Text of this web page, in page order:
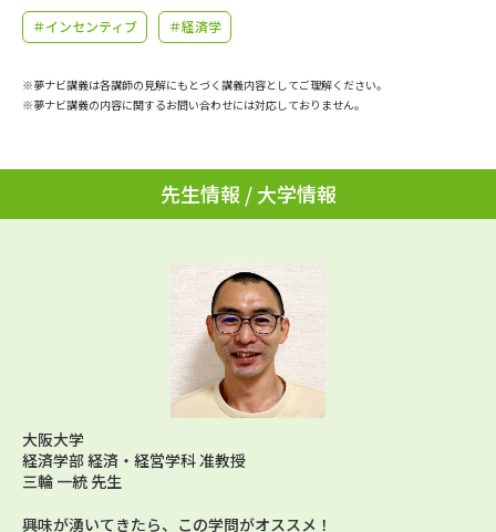
学問のミニ講義「夢ナビ講義」
学問の教科書 夢ナビライブ
ユーザーサポート
Ｑ＆Ａ よくあるご質問 大学進学IDについて
受付内容・発送状況の確認
個人情報取扱規定
テレメール進学カタログ
訂正のご案内
＃インセンティブ ＃経済学
※夢ナビ講義は各講師の見解にもとづく講義内容としてご理解ください。
※夢ナビ講義の内容に関するお問い合わせには対応しておりません。
先生情報 / 大学情報
大阪大学
経済学部 経済・経営学科 准教授
三輪 一統 先生
興味が湧いてきたら、この学問がオススメ！